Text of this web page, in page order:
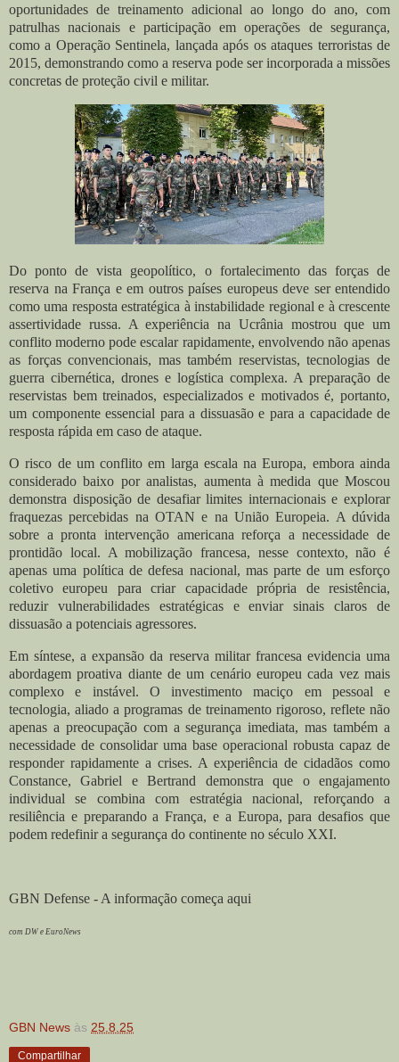
oportunidades de treinamento adicional ao longo do ano, com
patrulhas nacionais e participação em operações de segurança,
como a Operação Sentinela, lançada após os ataques terroristas de
2015, demonstrando como a reserva pode ser incorporada a missões
concretas de proteção civil e militar.
Do ponto de vista geopolítico, o fortalecimento das forças de
reserva na França e em outros países europeus deve ser entendido
como uma resposta estratégica à instabilidade regional e à crescente
assertividade russa. A experiência na Ucrânia mostrou que um
conflito moderno pode escalar rapidamente, envolvendo não apenas
as forças convencionais, mas também reservistas, tecnologias de
guerra cibernética, drones e logística complexa. A preparação de
reservistas bem treinados, especializados e motivados é, portanto,
um componente essencial para a dissuasão e para a capacidade de
resposta rápida em caso de ataque.
O risco de um conflito em larga escala na Europa, embora ainda
considerado baixo por analistas, aumenta à medida que Moscou
demonstra disposição de desafiar limites internacionais e explorar
fraquezas percebidas na OTAN e na União Europeia. A dúvida
sobre a pronta intervenção americana reforça a necessidade de
prontidão local. A mobilização francesa, nesse contexto, não é
apenas uma política de defesa nacional, mas parte de um esforço
coletivo europeu para criar capacidade própria de resistência,
reduzir vulnerabilidades estratégicas e enviar sinais claros de
dissuasão a potenciais agressores.
Em síntese, a expansão da reserva militar francesa evidencia uma
abordagem proativa diante de um cenário europeu cada vez mais
complexo e instável. O investimento maciço em pessoal e
tecnologia, aliado a programas de treinamento rigoroso, reflete não
apenas a preocupação com a segurança imediata, mas também a
necessidade de consolidar uma base operacional robusta capaz de
responder rapidamente a crises. A experiência de cidadãos como
Constance, Gabriel e Bertrand demonstra que o engajamento
individual se combina com estratégia nacional, reforçando a
resiliência e preparando a França, e a Europa, para desafios que
podem redefinir a segurança do continente no século XXI.
GBN Defense - A informação começa aqui
com DW e EuroNews
GBN News às 25.8.25
Compartilhar